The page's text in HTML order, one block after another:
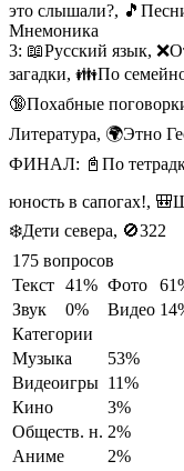
это слышали?,
Мнемоника
3: 📖Русский язык,
загадки, 👪По
🔞Похабные
Литература, 🌍Этно
ФИНАЛ: 📓По
юность в сапогах!,
❄️Дети севера, 🚫322
175 вопросов
Текст 41% Фото
Звук
0% Видео
Категории
Музыка
53%
Видеоигры 11%
Кино
3%
Обществ. н. 2%
Аниме
2%